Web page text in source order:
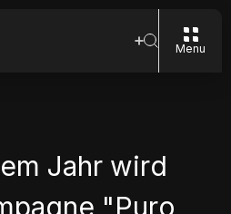
Menu
Jahr wird
"Puro